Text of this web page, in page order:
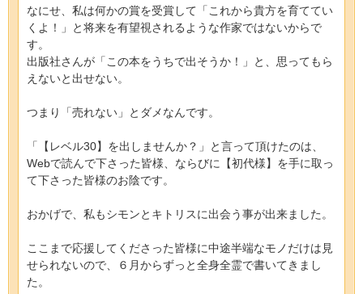
なにせ、私は何かの賞を受賞して「これから貴方を育ててい
くよ！」と将来を有望視されるような作家ではないからで
す。
出版社さんが「この本をうちで出そうか！」と、思ってもら
えないと出せない。
つまり「売れない」とダメなんです。
「【レベル30】を出しませんか？」と言って頂けたのは、
Webで読んで下さった皆様、ならびに【初代様】を手に取っ
て下さった皆様のお陰です。
おかげで、私もシモンとキトリスに出会う事が出来ました。
ここまで応援してくださった皆様に中途半端なモノだけは見
せられないので、６月からずっと全身全霊で書いてきまし
た。